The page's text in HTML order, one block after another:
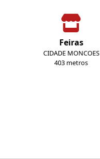
Feiras
CIDADE MONCOES
403 metros